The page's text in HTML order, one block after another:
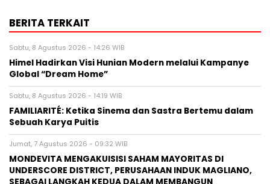
BERITA TERKAIT
Sabtu, 8 Agustus 2026 - 14:26 WIB
Himel Hadirkan Visi Hunian Modern melalui Kampanye
Global “Dream Home”
Sabtu, 8 Agustus 2026 - 14:19 WIB
FAMILIARITÉ: Ketika Sinema dan Sastra Bertemu dalam
Sebuah Karya Puitis
Jumat, 7 Agustus 2026 - 09:32 WIB
MONDEVITA MENGAKUISISI SAHAM MAYORITAS DI
UNDERSCORE DISTRICT, PERUSAHAAN INDUK MAGLIANO,